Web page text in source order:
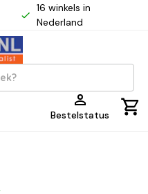
16 winkels in
Nederland
Bestelstatus